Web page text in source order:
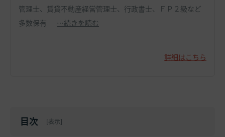
管理士、賃貸不動産経営管理士、行政書士、ＦＰ２級など
多数保有
…続きを読む
詳細はこちら
目次 [表示]